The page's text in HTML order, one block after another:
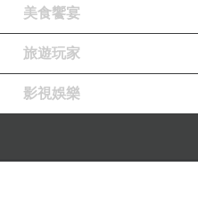
美食饗宴
旅遊玩家
影視娛樂